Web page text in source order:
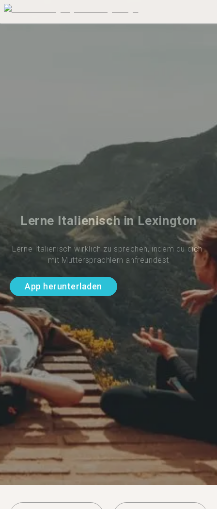
Lerne Italienisch in Lexington
Lerne Italienisch wirklich zu sprechen, indem du dich
mit Muttersprachlern anfreundest
App herunterladen